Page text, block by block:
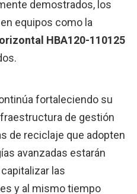
demostrados, los
equipos como la
HBA120-110125
fortaleciendo su
de gestión
de reciclaje que adopten
avanzadas estarán
las
y al mismo tiempo